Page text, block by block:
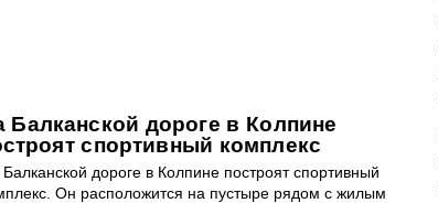
Балканской дороге в Колпине
спортивный комплекс
дороге в Колпине построят спортивный
Он расположится на пустыре рядом с жилым